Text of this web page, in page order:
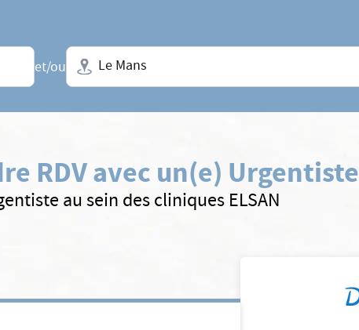
et/ou
Ville + N° de département, région ou CP
RDV avec un(e) Urgentiste
au sein des cliniques ELSAN